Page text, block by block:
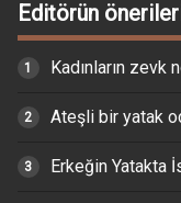
Editörün
Kadınların zevk
Ateşli bir yatak
Erkeğin Yatakta